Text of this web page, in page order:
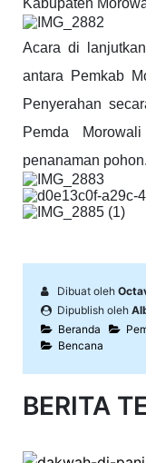
Kabupaten
Acara di
antara Pemkab
Penyerahan
Pemda
penanaman pohon.
Dibuat oleh
Dipublish oleh
Beranda
Bencana
BERITA